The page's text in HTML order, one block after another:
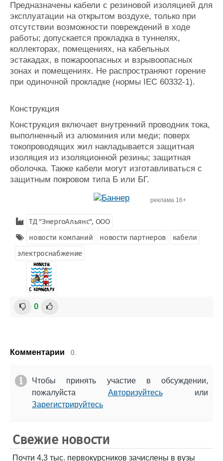
Предназначены кабели с резиновой изоляцией для
эксплуатации на открытом воздухе, только при
отсутствии возможности повреждений в ходе
работы; допускается прокладка в туннелях,
коллекторах, помещениях, на кабельных
эстакадах, в пожароопасных и взрывоопасных
зонах и помещениях. Не распространяют горение
при одиночной прокладке (нормы IEC 60332-1).
Конструкция
Конструкция включает внутренний проводник тока,
выполненный из алюминия или меди; поверх
токопроводящих жил накладывается защитная
изоляция из изоляционной резины; защитная
оболочка. Также кабели могут изготавливаться с
защитным покровом типа Б или БГ.
реклама 16+
ТД "ЭнергоАльянс", ООО
новости компаний
новости партнеров
кабели
электроснабжение
0
Комментарии 0.
Чтобы принять участие в обсуждении,
пожалуйста Авторизуйтесьили
Зарегистрируйтесь
Свежие новости
Почти 4,3 тыс. первокурсников зачислены в вузы